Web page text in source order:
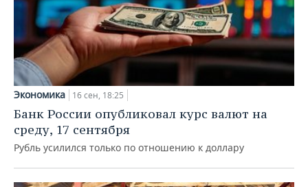
Экономика 16 сен, 18:25
Банк России опубликовал курс валют на
среду, 17 сентября
Рубль усилился только по отношению к доллару